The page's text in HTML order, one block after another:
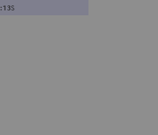
:12S